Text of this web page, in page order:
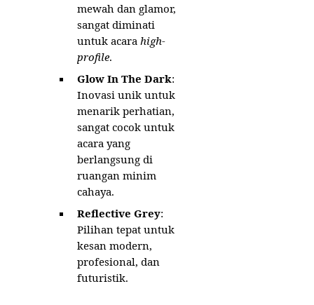
mewah dan glamor,
sangat diminati
untuk acara high-
profile.
Glow In The Dark:
Inovasi unik untuk
menarik perhatian,
sangat cocok untuk
acara yang
berlangsung di
ruangan minim
cahaya.
Reflective Grey:
Pilihan tepat untuk
kesan modern,
profesional, dan
futuristik.